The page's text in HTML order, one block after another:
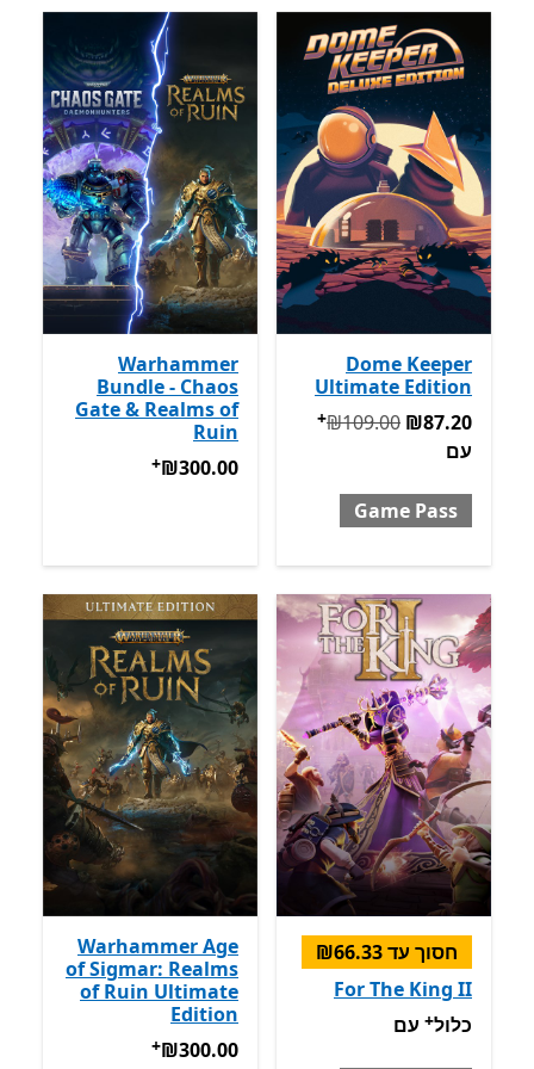
Dome Keeper
Ultimate Edition
המקורי ‪₪109.00‬ עכשיו ‪₪87.20‬ עם Game Pass
מבצעים ‪₪109.00‬ ‪₪87.20‬
+
עם
Game Pass
Warhammer
Bundle - Chaos
Gate & Realms of
Ruin
‪₪300.00‬מבצעים על רכישת‪₪300.00‬
+
חסוך עד ‪₪66.33‬
For The King II
כלול עם Game Pass
מבצעים על רכישת אפליקציות כלול+ עם
Warhammer Age
of Sigmar: Realms
of Ruin Ultimate
Edition
‪₪300.00‬מבצעים על רכישת‪₪300.00‬
+